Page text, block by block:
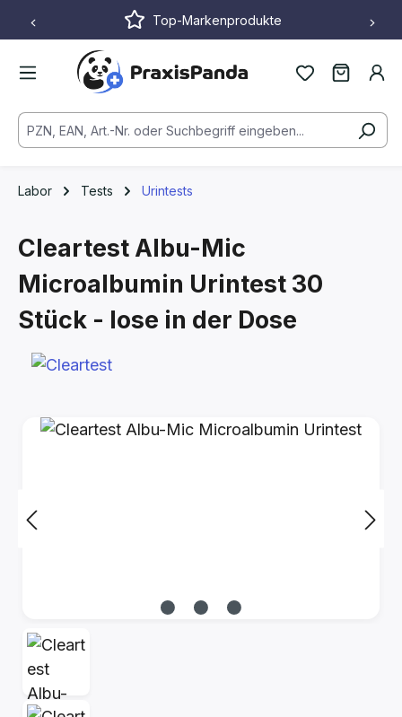
Zum Hauptinhalt springenTop-Markenprodukte
Labor Tests Urintests
Cleartest Albu-Mic
Microalbumin Urintest 30
Stück - lose in der Dose
Bildergalerie überspringen